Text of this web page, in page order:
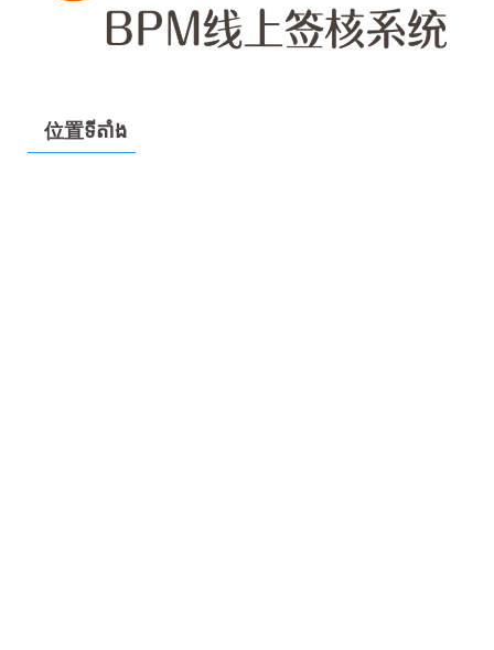
位置ទីតាំង